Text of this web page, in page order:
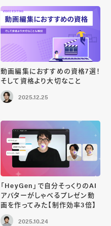
動画編集におすすめの資格7選！
そして資格より大切なこと
2025.12.25
「HeyGen」で自分そっくりのAI
アバターがしゃべるプレゼン動
画を作ってみた【制作効率3倍】
2025.10.24